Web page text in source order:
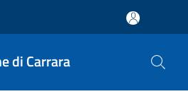
di Carrara